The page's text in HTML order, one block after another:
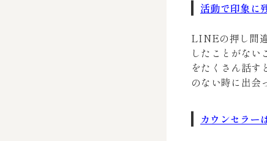
活動で印象に
LINEの押し間
したことがない
をたくさん話す
のない時に出会
カウンセラー